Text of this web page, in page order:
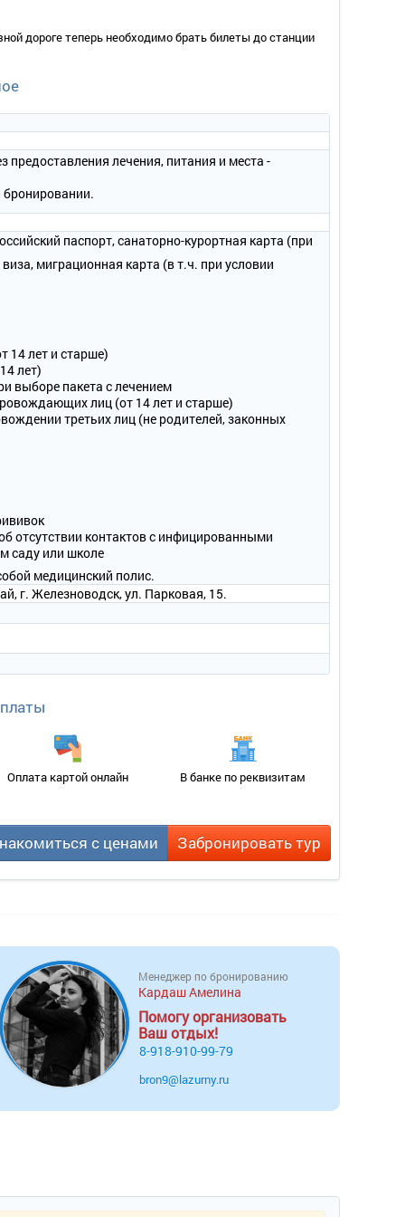
дороге теперь необходимо брать билеты до станции
предоставления лечения, питания и места -
бронировании.
паспорт, санаторно-курортная карта (при
миграционная карта (в т.ч. при условии
14 лет и старше)
лет)
выборе пакета с лечением
лиц (от 14 лет и старше)
третьих лиц (не родителей, законных
отсутствии контактов с инфицированными
саду или школе
медицинский полис.
г. Железноводск, ул. Парковая, 15.
Оплата картой онлайн В банке по реквизитам
с ценами Забронировать тур
Менеджер по бронированию
Кардаш Амелина
Помогу организовать
Ваш отдых!
8-918-910-99-79
bron9@lazurny.ru